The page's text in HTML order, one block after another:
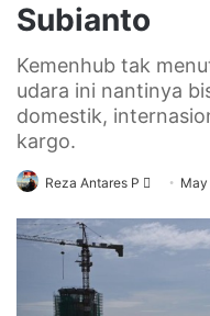
Subianto
Kemenhub tak
udara ini nantinya
domestik,
kargo.
Reza Antares P
Send
email